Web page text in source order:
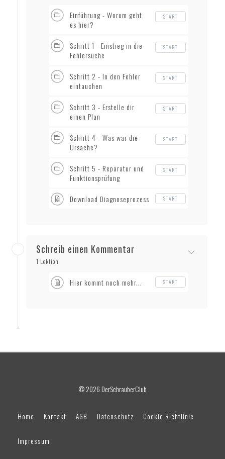
Einführung - Worum geht
es hier?
START
Schritt 1 - Einstieg in die
Fehlersuche
START
Schritt 2 - In den Fehler
eintauchen
START
Schritt 3 - Erstelle dir
einen Plan
START
Schritt 4 - Was war die
Ursache?
START
Schritt 5 - Reparatur und
Funktionsprüfung
START
Download Diagnoseprozess START
Schreib einen Kommentar
1 Lektion
Hier kommt noch mehr... START
© 2026 DerSchrauberClub
Home Kontakt AGB Datenschutz Cookie Richtlinie
Impressum